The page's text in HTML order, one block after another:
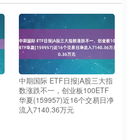
中期国际 ETF日报|A股三大指
数涨跌不一，创业板100ETF
华夏(159957)近16个交易日净
流入7140.36万元